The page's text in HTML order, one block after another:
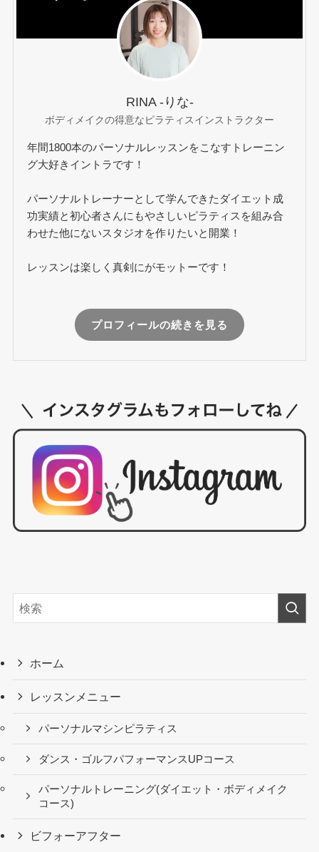
RINA -りな-
ボディメイクの得意なピラティスインストラクター
年間1800本のパーソナルレッスンをこなすトレーニン
グ大好きイントラです！
パーソナルトレーナーとして学んできたダイエット成
功実績と初心者さんにもやさしいピラティスを組み合
わせた他にないスタジオを作りたいと開業！
レッスンは楽しく真剣にがモットーです！
プロフィールの続きを見る
ホーム
レッスンメニュー
パーソナルマシンピラティス
ダンス・ゴルフパフォーマンスUPコース
パーソナルトレーニング(ダイエット・ボディメイク
コース)
ビフォーアフター